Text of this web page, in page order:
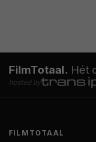
FilmTotaal. Hét
hosted by
FILMTOTAAL